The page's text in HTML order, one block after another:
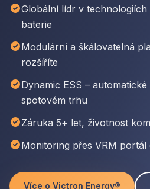
Globální lídr v
baterie
Modulární a škálovatelná
rozšíříte
Dynamic ESS –
spotovém trhu
Záruka 5+ let, životnost
Monitoring přes VRM portál
Více o Victron Energy®